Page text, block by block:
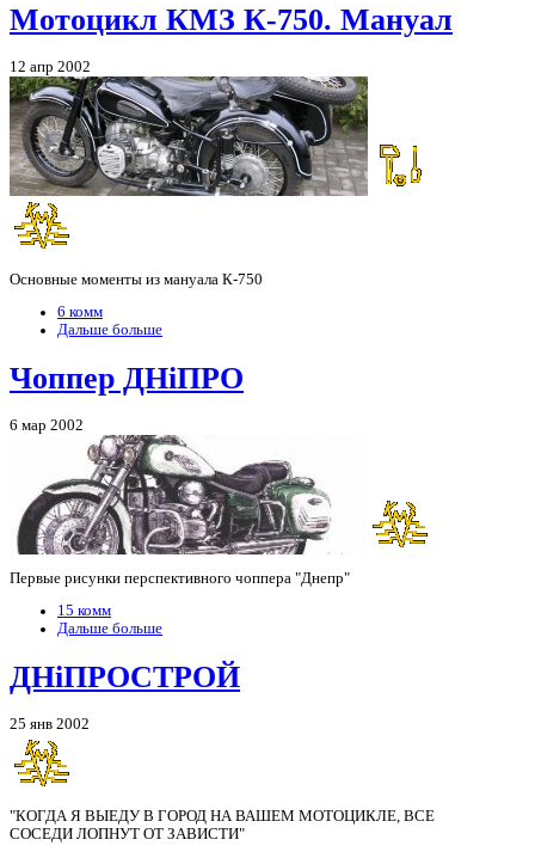
Мотоцикл КМЗ К-750. Мануал
12 апр 2002
Основные моменты из мануала К-750
6 комм
Дальше больше
Чоппер ДНiПРО
6 мар 2002
Первые рисунки перспективного чоппера "Днепр"
15 комм
Дальше больше
ДНiПРОСТРОЙ
25 янв 2002
"КОГДА Я ВЫЕДУ В ГОРОД НА ВАШЕМ МОТОЦИКЛЕ, ВСЕ
СОСЕДИ ЛОПНУТ ОТ ЗАВИСТИ"